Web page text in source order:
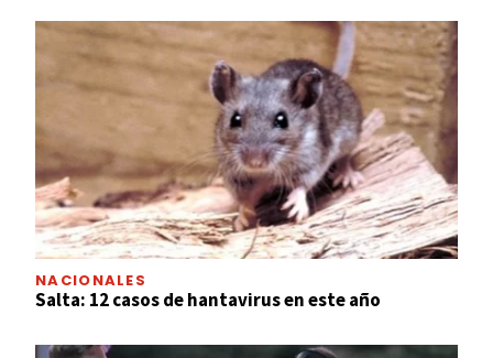
NACIONALES
Salta: 12 casos de hantavirus en este año